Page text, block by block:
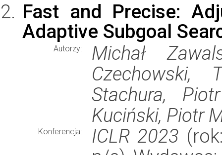
Fast and Precise:
Adaptive Subgoal
Autorzy:
Michał
Czechowski,
Stachura,
Kuciński, Piotr
Konferencja: ICLR 2023